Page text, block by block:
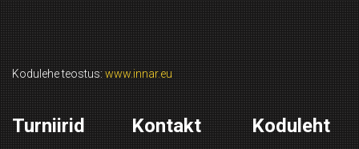
Kodulehe teostus: www.innar.eu
Turniirid Kontakt Koduleht